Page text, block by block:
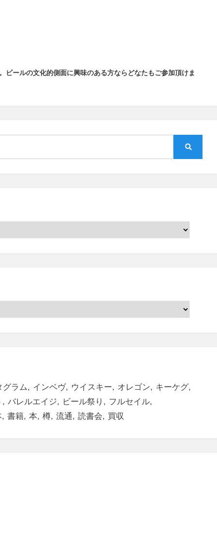
。
ビールの文化的側面に興味のある方ならどなたもご参加頂けま
グラム インベヴ ウイスキー オレゴン
キーケグ
バレルエイジ ビール祭り
フルセイル
書籍 本 樽 流通 読書会 買収